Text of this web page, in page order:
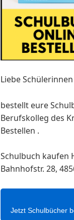
Liebe
bestellt eure
Berufskolleg des
Bestellen .
Schulbuch kaufen
Bahnhofstr. 28,
Jetzt Schulbücher